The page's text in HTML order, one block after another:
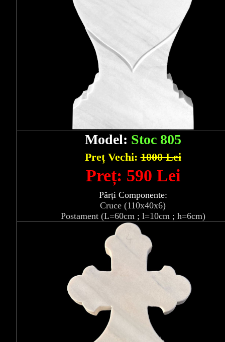
Model: Stoc 805
Preț Vechi:1000 Lei
Preț: 590 Lei
Părți Componente:
Cruce (110x40x6)
Postament (L=60cm ; l=10cm ; h=6cm)